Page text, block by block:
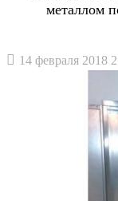
металлом
14 февраля 2018